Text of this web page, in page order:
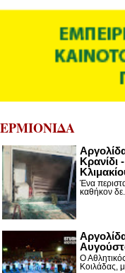
ΕΡΜΙΟΝΙΔΑ
Κρανίδι
Ένα
καθήκον
Ο
Κοιλάδας,